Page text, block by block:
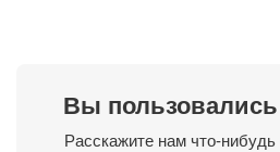
Вы
Расскажите нам что-